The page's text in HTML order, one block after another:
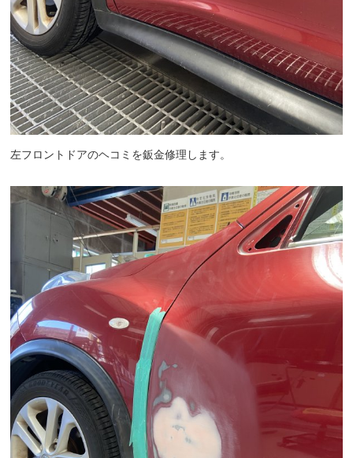
左フロントドアのヘコミを鈑金修理します。